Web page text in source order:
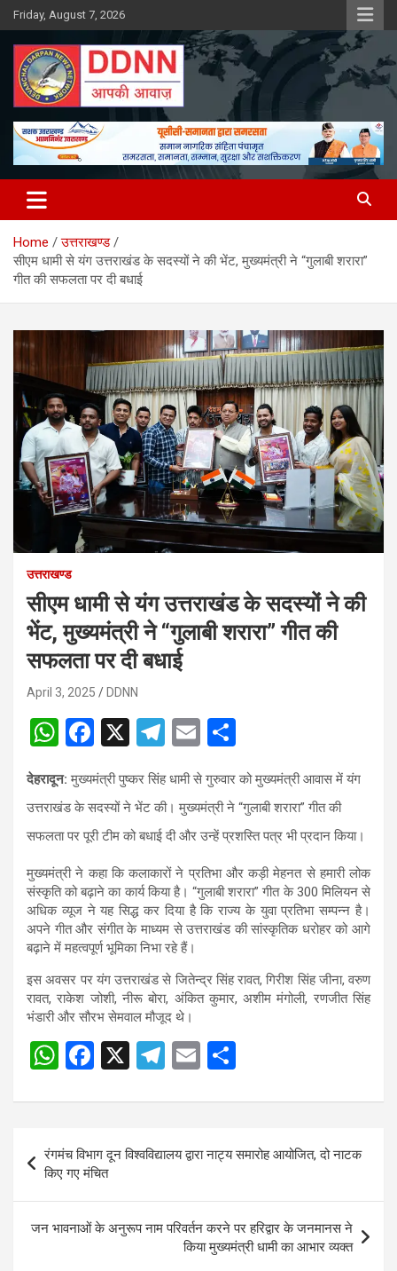
Skip
to
content
Friday, August 7, 2026
DDNN
Home
उत्तराखण्ड
सीएम धामी से यंग उत्तराखंड के सदस्यों ने की भेंट, मुख्यमंत्री ने “गुलाबी शरारा”
गीत की सफलता पर दी बधाई
उत्तराखण्ड
सीएम धामी से यंग उत्तराखंड के सदस्यों ने की
भेंट, मुख्यमंत्री ने “गुलाबी शरारा” गीत की
सफलता पर दी बधाई
April 3, 2025 DDNN
W
at
s
A
p
p
F
ce
b
o
o
k
X
T
e
gr
a
m
E
ail ar
e
देहरादून:मुख्यमंत्री पुष्कर सिंह धामी से गुरुवार को मुख्यमंत्री आवास में यंग
उत्तराखंड के सदस्यों ने भेंट की। मुख्यमंत्री ने “गुलाबी शरारा” गीत की
सफलता पर पूरी टीम को बधाई दी और उन्हें प्रशस्ति पत्र भी प्रदान किया।
मुख्यमंत्री ने कहा कि कलाकारों ने प्रतिभा और कड़ी मेहनत से हमारी लोक
संस्कृति को बढ़ाने का कार्य किया है। “गुलाबी शरारा” गीत के 300 मिलियन से
अधिक व्यूज ने यह सिद्ध कर दिया है कि राज्य के युवा प्रतिभा सम्पन्न है।
अपने गीत और संगीत के माध्यम से उत्तराखंड की सांस्कृतिक धरोहर को आगे
बढ़ाने में महत्वपूर्ण भूमिका निभा रहे हैं।
इस अवसर पर यंग उत्तराखंड से जितेन्द्र सिंह रावत, गिरीश सिंह जीना, वरुण
रावत, राकेश जोशी, नीरू बोरा, अंकित कुमार, अशीम मंगोली, रणजीत सिंह
भंडारी और सौरभ सेमवाल मौजूद थे।
W
at
s
A
p
p
F
ce
o
o
k
X
T
e
a
m
E
ail ar
Post
navigation
रंगमंच विभाग दून विश्वविद्यालय द्वारा नाट्य समारोह आयोजित, दो नाटक
किए गए मंचित
जन भावनाओं के अनुरूप नाम परिवर्तन करने पर हरिद्वार के जनमानस ने
किया मुख्यमंत्री धामी का आभार व्यक्त